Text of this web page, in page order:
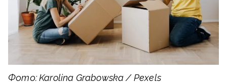
Фото: Karolina Grabowska / Pexels